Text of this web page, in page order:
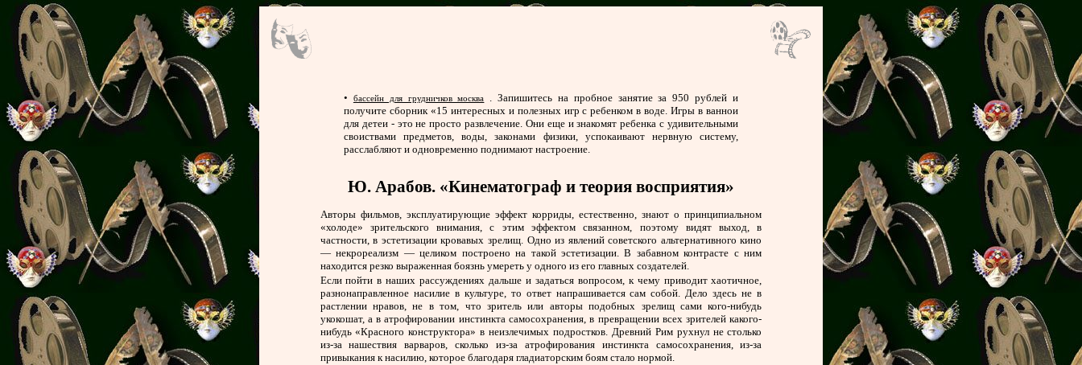
• бассейн для грудничков москва
. Запишитесь на пробное занятие за 950 рублей и
получите сборник «15 интересных и полезных игр с ребенком в воде. Игры в ваннои
для детеи - это не просто развлечение. Они еще и знакомят ребенка с удивительными
своиствами предметов, воды, законами физики, успокаивают нервную систему,
расслабляют и одновременно поднимают настроение.
Ю. Арабов. «Кинематограф и теория восприятия»
Авторы фильмов, эксплуатирующие эффект корриды, естественно, знают о принципиальном
«холоде» зрительского внимания, с этим эффектом связанном, поэтому видят выход, в
частности, в эстетизации кровавых зрелищ. Одно из явлений советского альтернативного кино
— некрореализм — целиком построено на такой эстетизации. В забавном контрасте с ним
находится резко выраженная боязнь умереть у одного из его главных создателей.
Если пойти в наших рассуждениях дальше и задаться вопросом, к чему приводит хаотичное,
разнонаправленное насилие в культуре, то ответ напрашивается сам собой. Дело здесь не в
растлении нравов, не в том, что зритель или авторы подобных зрелищ сами кого-нибудь
укокошат, а в атрофировании инстинкта самосохранения, в превращении всех зрителей какого-
нибудь «Красного конструктора» в неизлечимых подростков. Древний Рим рухнул не столько
из-за нашествия варваров, сколько из-за атрофирования инстинкта самосохранения, из-за
привыкания к насилию, которое благодаря гладиаторским боям стало нормой.